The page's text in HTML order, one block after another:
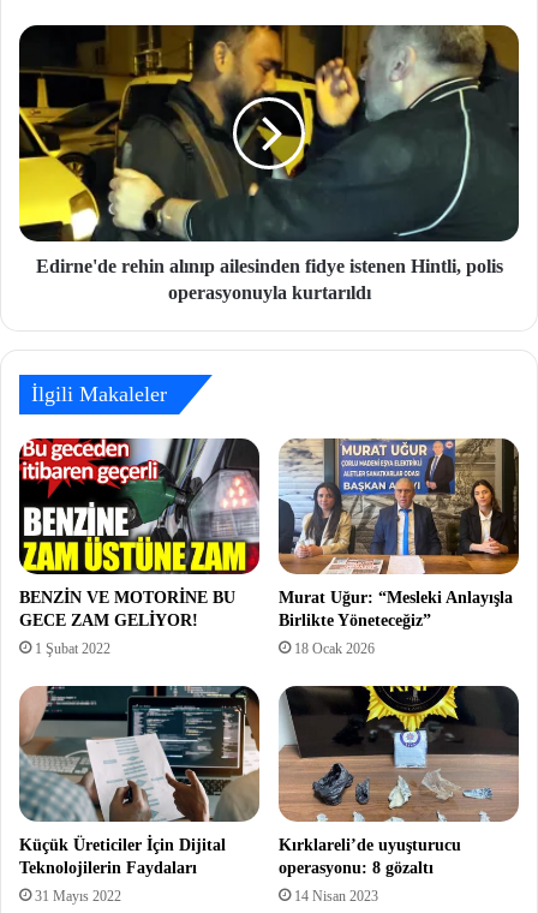
Edirne'de rehin alınıp ailesinden fidye istenen Hintli, polis
operasyonuyla kurtarıldı
İlgili Makaleler
BENZİN VE MOTORİNE BU
GECE ZAM GELİYOR!
1 Şubat 2022
Murat Uğur: “Mesleki Anlayışla
Birlikte Yöneteceğiz”
18 Ocak 2026
Küçük Üreticiler İçin Dijital
Teknolojilerin Faydaları
31 Mayıs 2022
Kırklareli’de uyuşturucu
operasyonu: 8 gözaltı
14 Nisan 2023